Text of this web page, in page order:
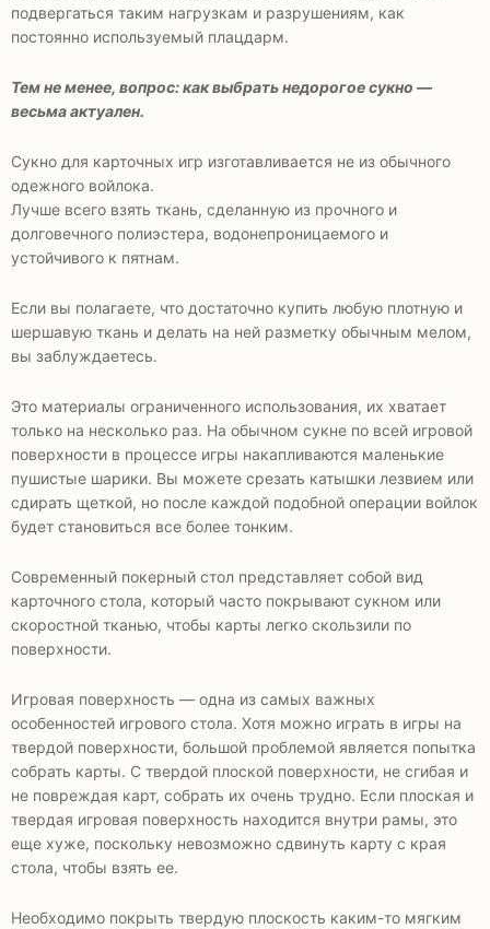
подвергаться таким нагрузкам и разрушениям, как
постоянно используемый плацдарм.
Тем не менее, вопрос: как выбрать недорогое сукно —
весьма актуален.
Сукно для карточных игр изготавливается не из обычного
одежного войлока.
Лучше всего взять ткань, сделанную из прочного и
долговечного полиэстера, водонепроницаемого и
устойчивого к пятнам.
Если вы полагаете, что достаточно купить любую плотную и
шершавую ткань и делать на ней разметку обычным мелом,
вы заблуждаетесь.
Это материалы ограниченного использования, их хватает
только на несколько раз. На обычном сукне по всей игровой
поверхности в процессе игры накапливаются маленькие
пушистые шарики. Вы можете срезать катышки лезвием или
сдирать щеткой, но после каждой подобной операции войлок
будет становиться все более тонким.
Современный покерный стол представляет собой вид
карточного стола, который часто покрывают сукном или
скоростной тканью, чтобы карты легко скользили по
поверхности.
Игровая поверхность — одна из самых важных
особенностей игрового стола. Хотя можно играть в игры на
твердой поверхности, большой проблемой является попытка
собрать карты. С твердой плоской поверхности, не сгибая и
не повреждая карт, собрать их очень трудно. Если плоская и
твердая игровая поверхность находится внутри рамы, это
еще хуже, поскольку невозможно сдвинуть карту с края
стола, чтобы взять ее.
Необходимо покрыть твердую плоскость каким-то мягким